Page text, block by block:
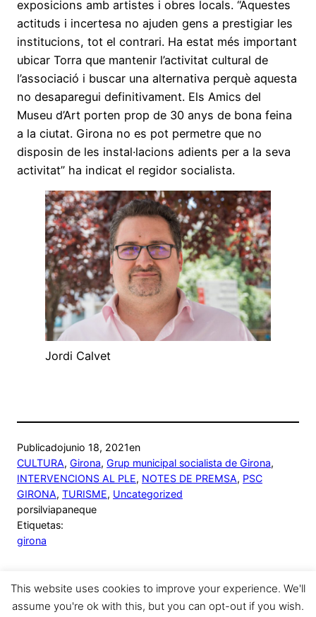
exposicions amb artistes i obres locals. “Aquestes
actituds i incertesa no ajuden gens a prestigiar les
institucions, tot el contrari. Ha estat més important
ubicar Torra que mantenir l’activitat cultural de
l’associació i buscar una alternativa perquè aquesta
no desaparegui definitivament. Els Amics del
Museu d’Art porten prop de 30 anys de bona feina
a la ciutat. Girona no es pot permetre que no
disposin de les instal·lacions adients per a la seva
activitat” ha indicat el regidor socialista.
Jordi Calvet
Publicadojunio 18, 2021en
CULTURA, Girona, Grup municipal socialista de Girona
INTERVENCIONS AL PLE, NOTES DE PREMSA, PSC
GIRONA, TURISME, Uncategorized
porsilviapaneque
Etiquetas:
girona
This website uses cookies to improve your experience. We'll
assume you're ok with this, but you can opt-out if you wish.